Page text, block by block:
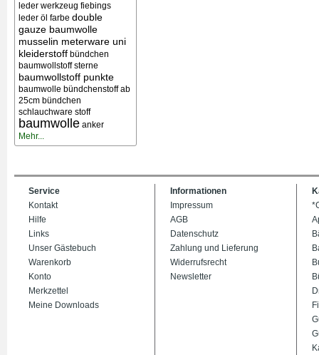
leder werkzeug fiebings
leder öl farbe double
gauze baumwolle
musselin meterware uni
kleiderstoff bündchen
baumwollstoff sterne
baumwollstoff punkte
baumwolle bündchenstoff ab
25cm bündchen
schlauchware stoff
baumwolle anker
Mehr...
Service
Kontakt
Hilfe
Links
Unser Gästebuch
Warenkorb
Konto
Merkzettel
Meine Downloads
Informationen
Impressum
AGB
Datenschutz
Zahlung und Lieferung
Widerrufsrecht
Newsletter